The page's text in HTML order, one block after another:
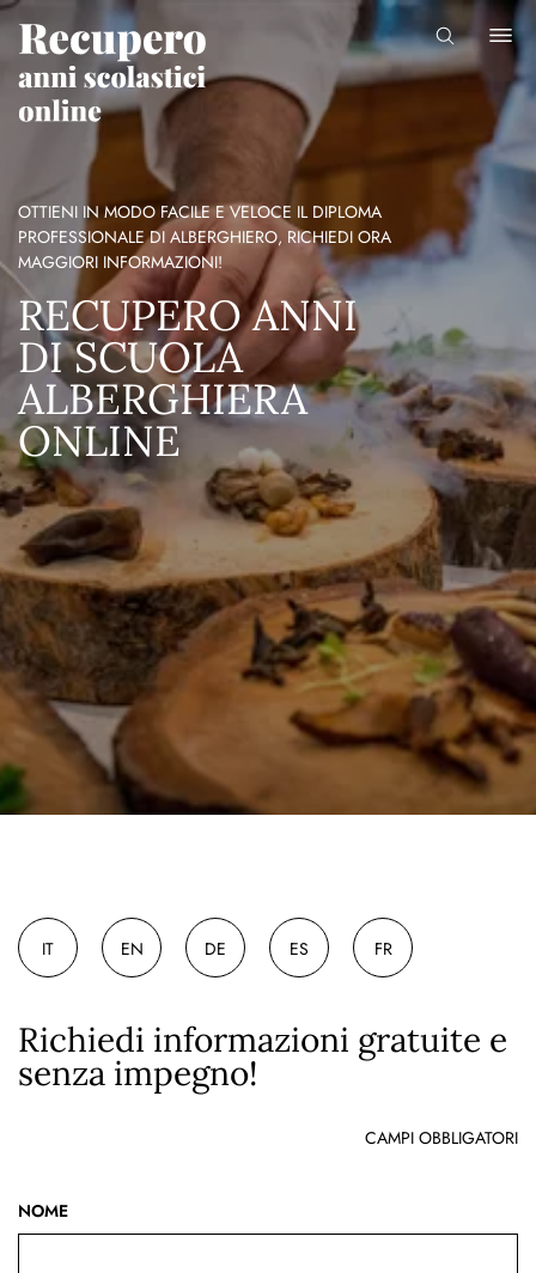
RECUPERO ANNI
DI SCUOLA
ALBERGHIERA
ONLINE
OTTIENI IN MODO FACILE E VELOCE IL DIPLOMA
PROFESSIONALE DI ALBERGHIERO, RICHIEDI ORA
MAGGIORI INFORMAZIONI!
IT EN DE ES FR
Richiedi informazioni gratuite e
senza impegno!
CAMPI OBBLIGATORI
NOME